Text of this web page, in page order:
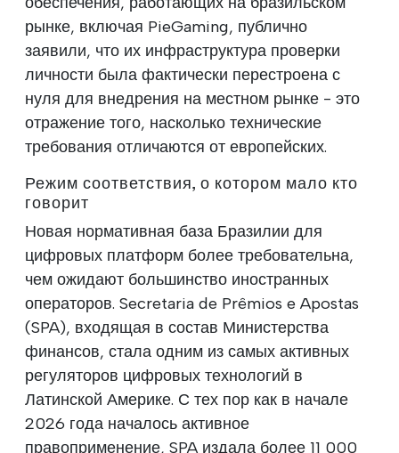
рынке, включая PieGaming, публично
заявили, что их инфраструктура проверки
личности была фактически перестроена с
нуля для внедрения на местном рынке - это
отражение того, насколько технические
требования отличаются от европейских.
Режим соответствия, о котором мало кто
говорит
Новая нормативная база Бразилии для
цифровых платформ более требовательна,
чем ожидают большинство иностранных
операторов. Secretaria de Prêmios e Apostas
(SPA), входящая в состав Министерства
финансов, стала одним из самых активных
регуляторов цифровых технологий в
Латинской Америке. С тех пор как в начале
2026 года началось активное
правоприменение, SPA издала более 11 000